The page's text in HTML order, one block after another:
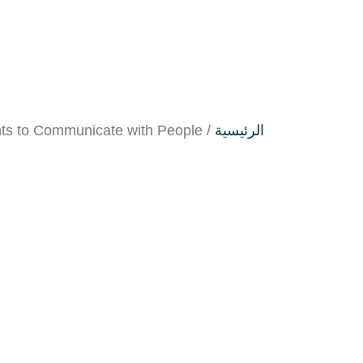
الرئيسية /
to Communicate with People